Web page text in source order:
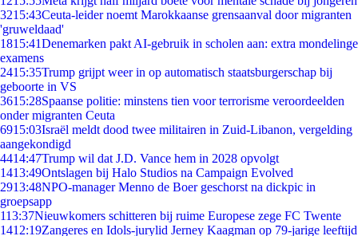
3215:43Ceuta-leider noemt Marokkaanse grensaanval door migranten
'gruweldaad'
1815:41Denemarken pakt AI-gebruik in scholen aan: extra mondelinge
examens
2415:35Trump grijpt weer in op automatisch staatsburgerschap bij
geboorte in VS
3615:28Spaanse politie: minstens tien voor terrorisme veroordeelden
onder migranten Ceuta
6915:03Israël meldt dood twee militairen in Zuid-Libanon, vergelding
aangekondigd
4414:47Trump wil dat J.D. Vance hem in 2028 opvolgt
1413:49Ontslagen bij Halo Studios na Campaign Evolved
2913:48NPO-manager Menno de Boer geschorst na dickpic in
groepsapp
113:37Nieuwkomers schitteren bij ruime Europese zege FC Twente
1412:19Zangeres en Idols-jurylid Jerney Kaagman op 79-jarige leeftijd